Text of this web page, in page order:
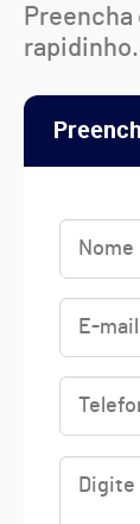
rapidinho.